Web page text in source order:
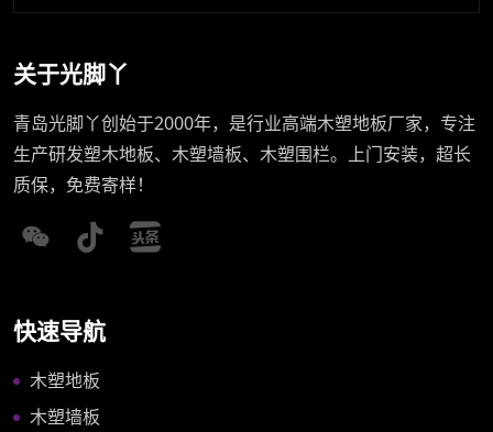
关于光脚丫
青岛光脚丫创始于2000年，是行业高端木塑地板厂家，专注
生产研发塑木地板、木塑墙板、木塑围栏。上门安装，超长
质保，免费寄样！
快速导航
木塑地板
木塑墙板